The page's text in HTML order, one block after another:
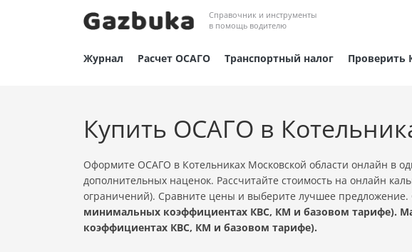
Справочник и инструменты
в помощь водителю
Журнал Расчет ОСАГО Транспортный налог Проверить
Купить ОСАГО в
Оформите ОСАГО в Котельниках Московской области онлайн в
дополнительных наценок. Рассчитайте стоимость на онлайн
ограничений). Сравните цены и выберите лучшее предложение.
минимальных коэффициентах КВС, КМ и базовом тарифе).
коэффициентах КВС, КМ и базовом тарифе).